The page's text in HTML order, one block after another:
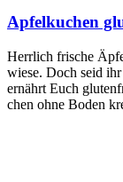
Apfelkuchen
Herr­lich fri­sche
wie­se. Doch seid
ernährt Euch
chen ohne Boden